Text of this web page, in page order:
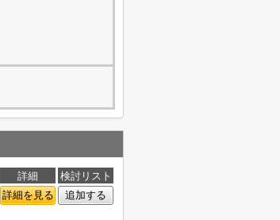
詳細
検討リスト
詳細を見る 追加する